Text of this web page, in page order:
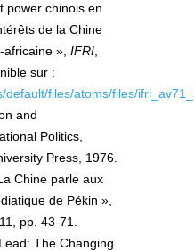
power chinois en
de la Chine
», IFRI
sur :
default/files/atoms/files/
and
Politics,
Press, 1976.
Chine parle aux
de Pékin »,
pp. 43-71.
The Changing